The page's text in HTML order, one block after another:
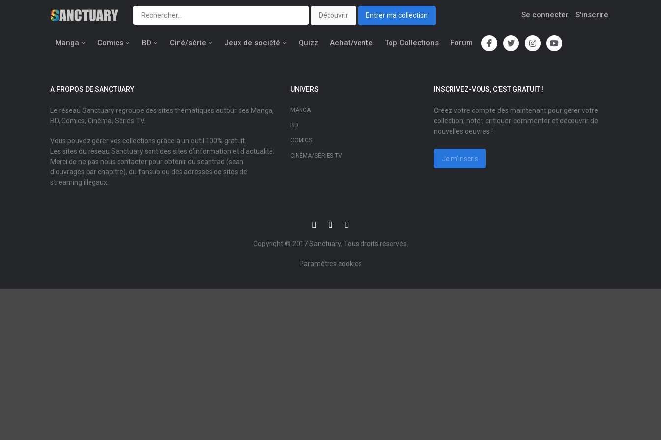
Découvrir Entrer ma collection Se connecter S'inscrire
Manga Comics BD Ciné/série Jeux de société Quizz Achat/vente Top Collections Forum
A PROPOS DE SANCTUARY
Le réseau Sanctuary regroupe des sites thématiques autour des Manga,
BD, Comics, Cinéma, Séries TV.
Vous pouvez gérer vos collections grâce à un outil 100% gratuit.
Les sites du réseau Sanctuary sont des sites d'information et d'actualité.
Merci de ne pas nous contacter pour obtenir du scantrad (scan
d'ouvrages par chapitre), du fansub ou des adresses de sites de
streaming illégaux.
UNIVERS
MANGA
BD
COMICS
CINÉMA/SÉRIES TV
INSCRIVEZ-VOUS, C'EST GRATUIT !
Créez votre compte dès maintenant pour gérer votre
collection, noter, critiquer, commenter et découvrir de
nouvelles oeuvres !
Je m'inscris
Copyright © 2017Sanctuary. Tous droits réservés.
Paramètres cookies